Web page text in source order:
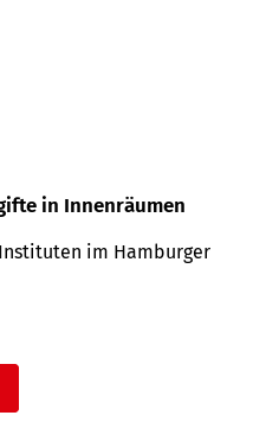
in Innenräumen
im Hamburger